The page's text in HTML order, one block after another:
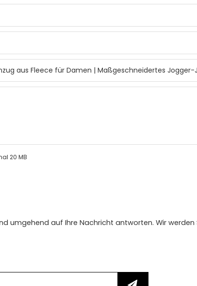
20 MB
umgehend auf Ihre Nachricht antworten. Wir werden